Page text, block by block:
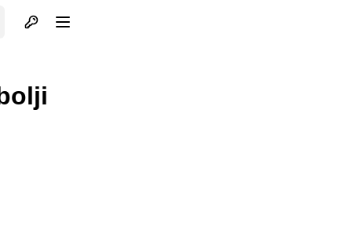
Otvori profil